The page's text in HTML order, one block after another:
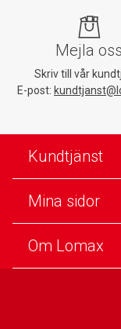
Mejla oss
Skriv till vår
E-post:
Kundtjänst
Mina sidor
Om Lomax